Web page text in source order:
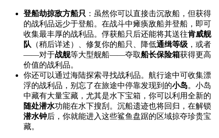
登船劫掠敌方船只 ：虽然你可以直接击沉敌船，但获得
的战利品远少于登船。在战斗中瘫痪敌船并登船，即可
收集最丰厚的战利品。俘获船只后还能将其送往肯威舰
队 （稍后详述）、修复你的船只、降低通缉等级 ，或者
——对于战舰等大型舰船——夺取船长保险箱获得更高
价值的战利品。
你还可以通过海陆探索寻找战利品。航行途中可收集漂
浮的战利品，别忘了在旅途中停靠发现到的小岛。小岛
中藏有大量宝藏，尤其是水下宝箱，你可以利用全新的
随处潜水功能在水下搜刮。沉船遗迹也将回归，在解锁
潜水钟后，你就能进入这些鲨鱼盘踞的区域掠夺珍贵宝
藏。